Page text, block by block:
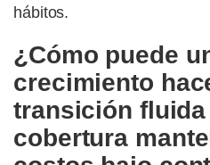
hábitos.
¿Cómo puede
crecimiento
transición fluida
cobertura